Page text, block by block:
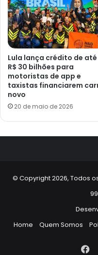
Lula lança crédito de até
R$ 30 bilhões para
motoristas de app e
taxistas financiarem
novo
20 de maio de 2026
© Copyright 2026, Todos
Home
Quem Somos